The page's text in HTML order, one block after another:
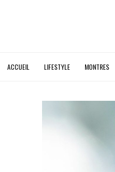
ACCUEIL LIFESTYLE MONTRES